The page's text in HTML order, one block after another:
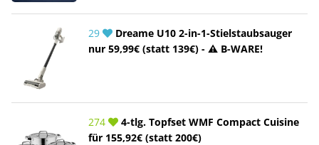
29
Dreame U10 2-in-1-Stielstaubsauger
nur 59,99€ (statt 139€) - ⚠️ B-WARE!
274
4-tlg. Topfset WMF Compact Cuisine
für 155,92€ (statt 200€)